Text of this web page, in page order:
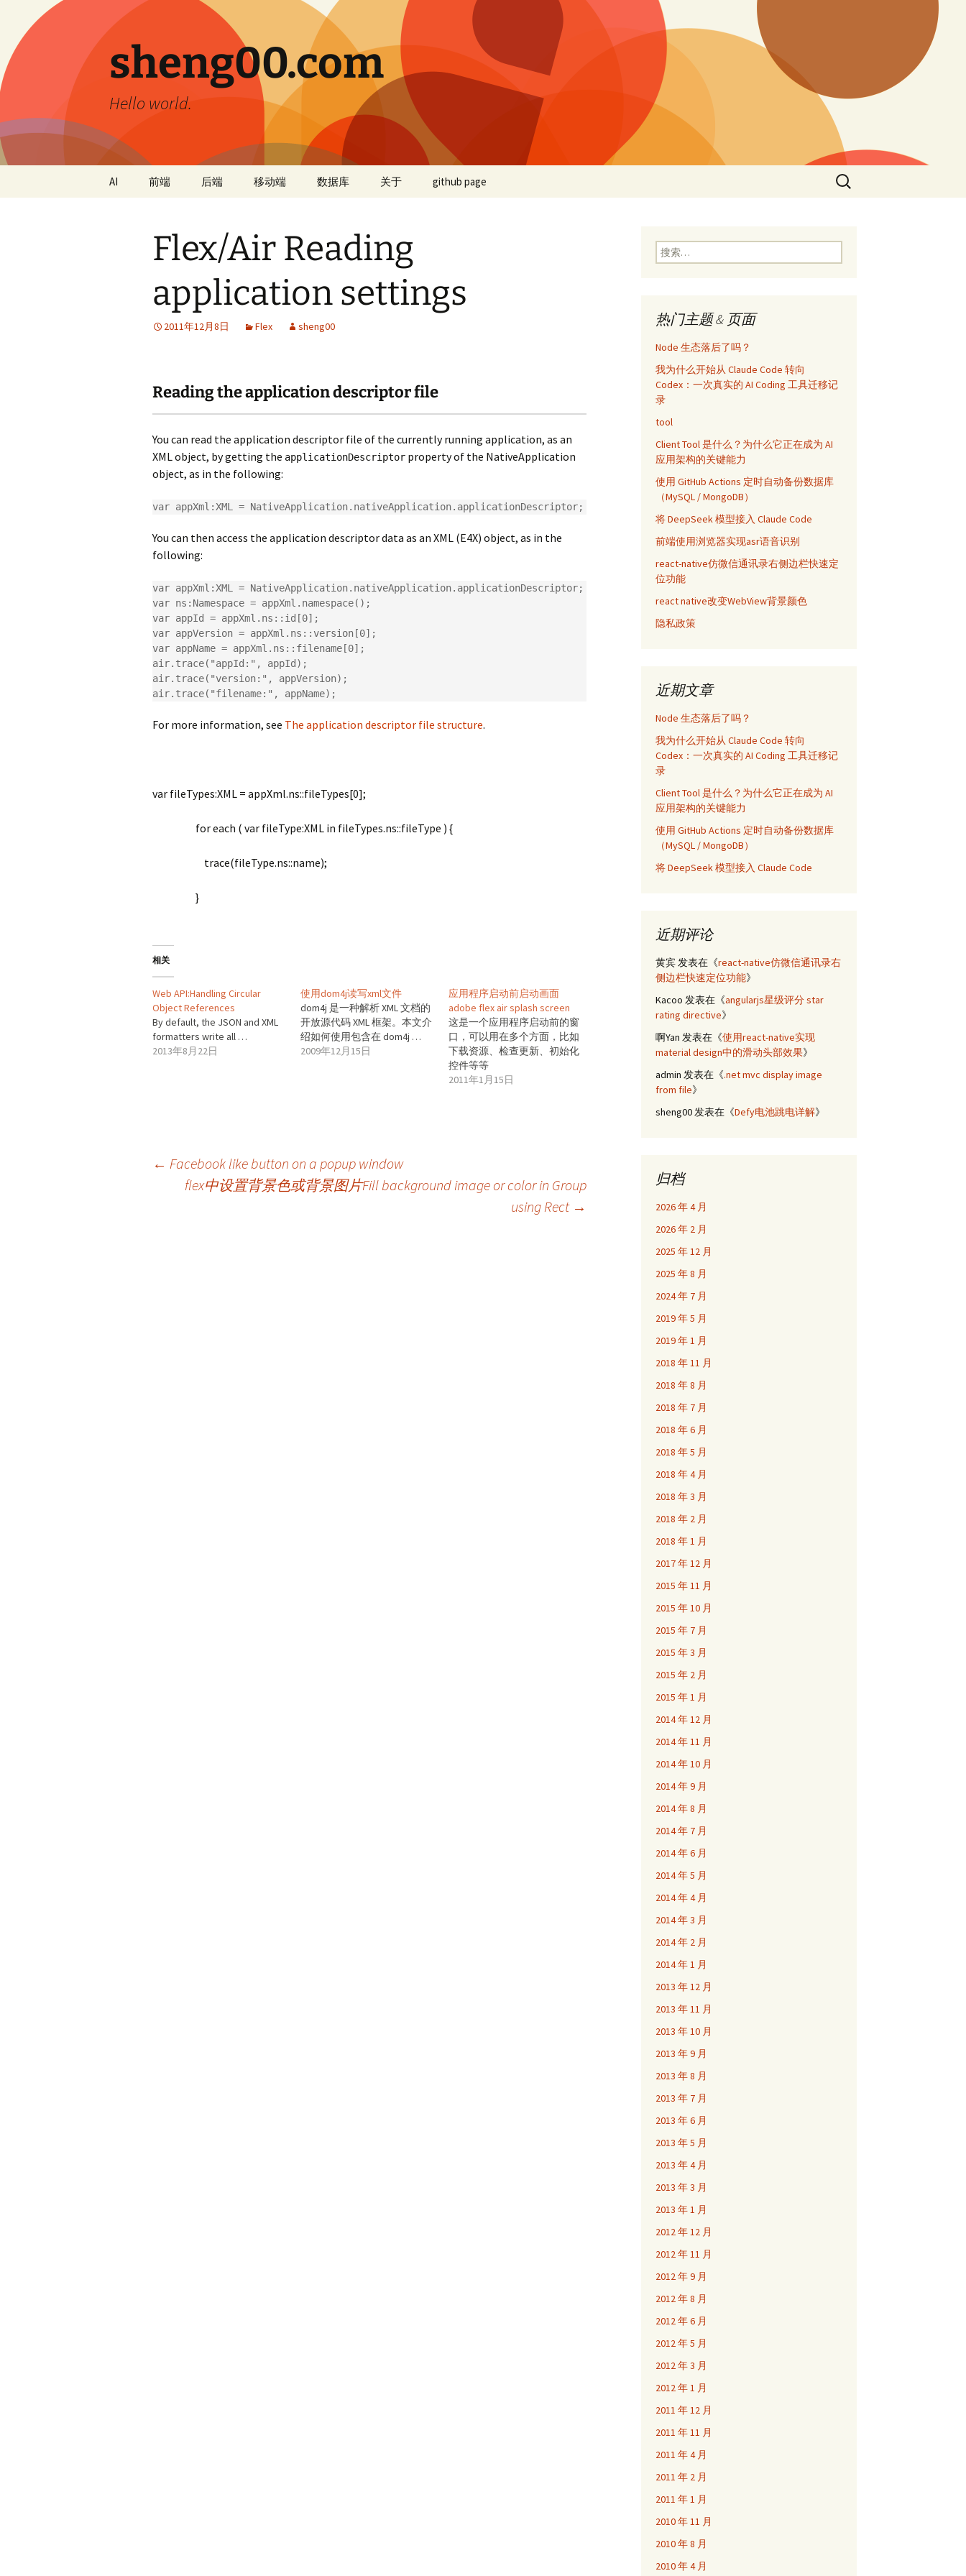
文
sheng00.com
Hello world.
AI 前端 后端 移动端 数据库 关于 github page
搜
索：
Flex/Air Reading
application settings
2011年12月8日 Flex sheng00
Reading the application descriptor file
You can read the application descriptor file of the currently running application, as an
XML object, by getting the applicationDescriptor property of the NativeApplication
object, as in the following:
var appXml:XML = NativeApplication.nativeApplication.applicationDescriptor;
You can then access the application descriptor data as an XML (E4X) object, as in the
following:
var appXml:XML = NativeApplication.nativeApplication.applicationDescriptor;
var ns:Namespace = appXml.namespace();
var appId = appXml.ns::id[0];
var appVersion = appXml.ns::version[0];
var appName = appXml.ns::filename[0];
air.trace("appId:", appId);
air.trace("version:", appVersion);
air.trace("filename:", appName);
For more information, see The application descriptor file structure.
var fileTypes:XML = appXml.ns::fileTypes[0];
for each ( var fileType:XML in fileTypes.ns::fileType ) {
trace(fileType.ns::name);
}
相关
Web API:Handling Circular
Object References
By default, the JSON and XML
formatters write all …
2013年8月22日
使用dom4j读写xml文件
dom4j 是一种解析 XML 文档的
开放源代码 XML 框架。本文介
绍如何使用包含在 dom4j …
2009年12月15日
应用程序启动前启动画面
adobe flex air splash screen
这是一个应用程序启动前的窗
口，可以用在多个方面，比如
下载资源、检查更新、初始化
控件等等
2011年1月15日
← Facebook like button on a popup window
flex中设置背景色或背景图片Fill background image or color in Group
using Rect →
搜
索：
热门主题 & 页面
Node 生态落后了吗？
我为什么开始从 Claude Code 转向
Codex：一次真实的 AI Coding 工具迁移记
录
tool
Client Tool 是什么？为什么它正在成为 AI
应用架构的关键能力
使用 GitHub Actions 定时自动备份数据库
（MySQL / MongoDB）
将 DeepSeek 模型接入 Claude Code
前端使用浏览器实现asr语音识别
react-native仿微信通讯录右侧边栏快速定
位功能
react native改变WebView背景颜色
隐私政策
近期文章
Node 生态落后了吗？
我为什么开始从 Claude Code 转向
Codex：一次真实的 AI Coding 工具迁移记
录
Client Tool 是什么？为什么它正在成为 AI
应用架构的关键能力
使用 GitHub Actions 定时自动备份数据库
（MySQL / MongoDB）
将 DeepSeek 模型接入 Claude Code
近期评论
黄宾发表在《react-native仿微信通讯录右
侧边栏快速定位功能》
Kacoo 发表在《angularjs星级评分 star
rating directive》
啊Yan 发表在《使用react-native实现
material design中的滑动头部效果》
admin 发表在《.net mvc display image
from file》
sheng00发表在《Defy电池跳电详解》
归档
2026 年 4 月
2026 年 2 月
2025 年 12 月
2025 年 8 月
2024 年 7 月
2019 年 5 月
2019 年 1 月
2018 年 11 月
2018 年 8 月
2018 年 7 月
2018 年 6 月
2018 年 5 月
2018 年 4 月
2018 年 3 月
2018 年 2 月
2018 年 1 月
2017 年 12 月
2015 年 11 月
2015 年 10 月
2015 年 7 月
2015 年 3 月
2015 年 2 月
2015 年 1 月
2014 年 12 月
2014 年 11 月
2014 年 10 月
2014 年 9 月
2014 年 8 月
2014 年 7 月
2014 年 6 月
2014 年 5 月
2014 年 4 月
2014 年 3 月
2014 年 2 月
2014 年 1 月
2013 年 12 月
2013 年 11 月
2013 年 10 月
2013 年 9 月
2013 年 8 月
2013 年 7 月
2013 年 6 月
2013 年 5 月
2013 年 4 月
2013 年 3 月
2013 年 1 月
2012 年 12 月
2012 年 11 月
2012 年 9 月
2012 年 8 月
2012 年 6 月
2012 年 5 月
2012 年 3 月
2012 年 1 月
2011 年 12 月
2011 年 11 月
2011 年 4 月
2011 年 2 月
2011 年 1 月
2010 年 11 月
2010 年 8 月
2010 年 4 月